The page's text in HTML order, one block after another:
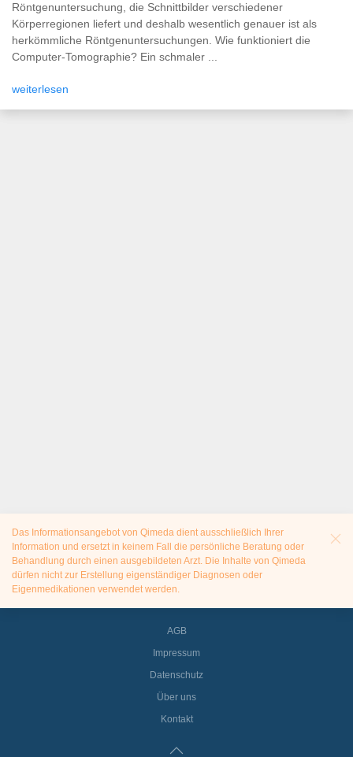
Röntgenuntersuchung, die Schnittbilder verschiedener
Körperregionen liefert und deshalb wesentlich genauer ist als
herkömmliche Röntgenuntersuchungen. Wie funktioniert die
Computer-Tomographie? Ein schmaler ...
weiterlesen
Das Informationsangebot von Qimeda dient ausschließlich Ihrer
Information und ersetzt in keinem Fall die persönliche Beratung oder
Behandlung durch einen ausgebildeten Arzt. Die Inhalte von Qimeda
dürfen nicht zur Erstellung eigenständiger Diagnosen oder
Eigenmedikationen verwendet werden.
AGB
Impressum
Datenschutz
Über uns
Kontakt